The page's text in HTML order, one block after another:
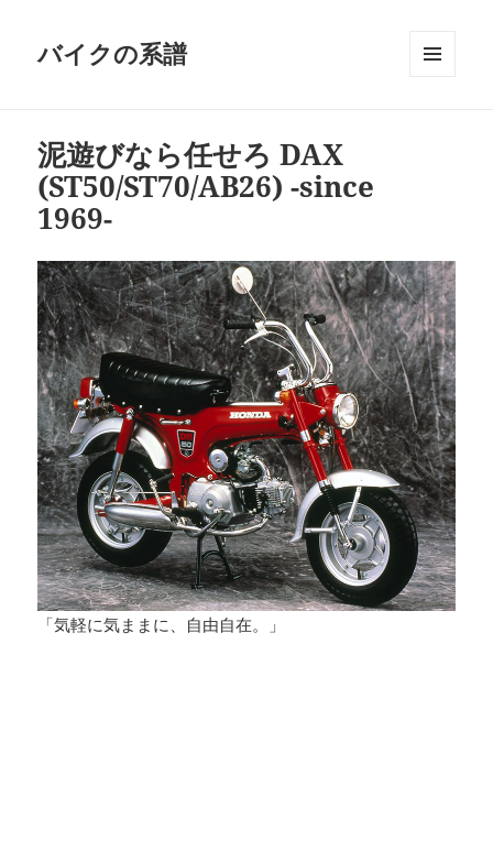
バイクの系譜
泥遊びなら任せろ DAX
(ST50/ST70/AB26) -since
1969-
「気軽に気ままに、自由自在。」